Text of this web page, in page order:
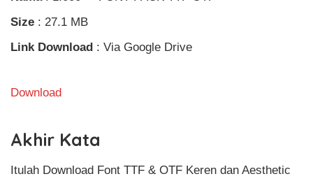
Size : 27.1 MB
Link Download : Via Google Drive
Download
Akhir Kata
Itulah Download Font TTF & OTF Keren dan Aesthetic